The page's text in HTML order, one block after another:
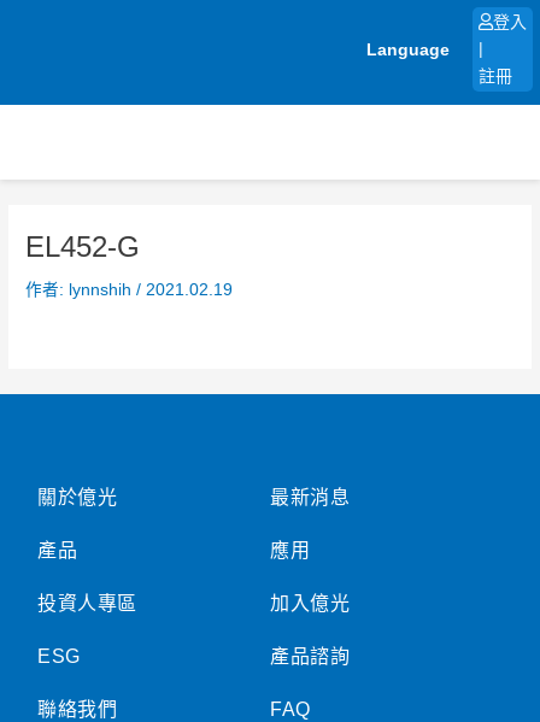
Language
登入
註冊
EL452-G
作者: lynnshih/ 2021.02.19
關於億光
產品
投資人專區
ESG
聯絡我們
最新消息
應用
加入億光
產品諮詢
FAQ